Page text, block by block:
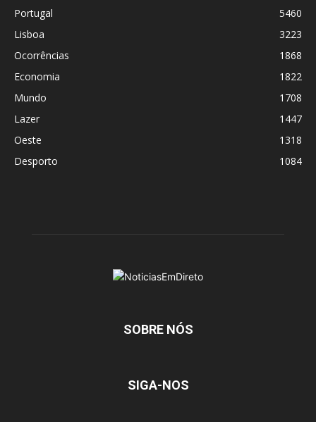
Portugal
5460
Lisboa
3223
Ocorrências
1868
Economia
1822
Mundo
1708
Lazer
1447
Oeste
1318
Desporto
1084
SOBRE NÓS
SIGA-NOS